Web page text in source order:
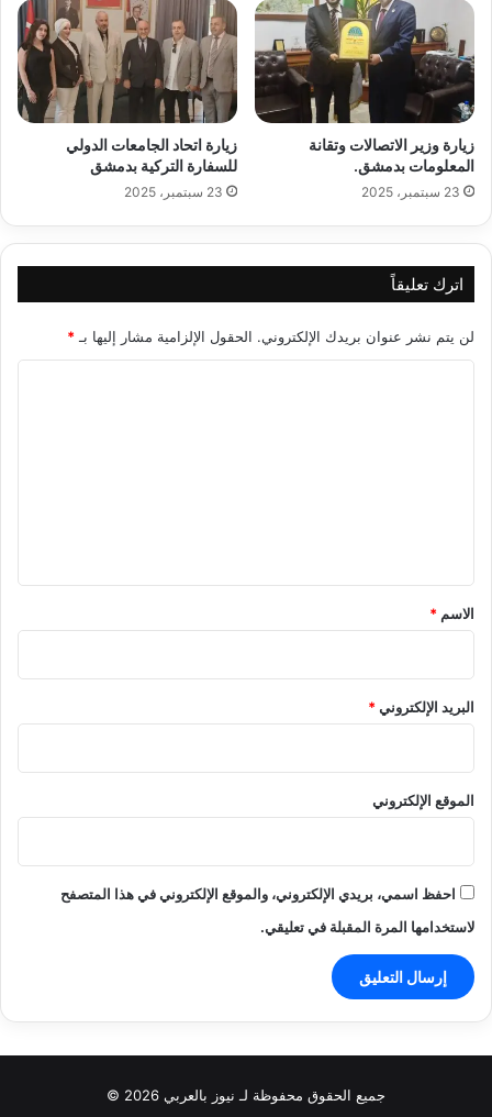
زيارة وزير الاتصالات وتقانة
المعلومات بدمشق.
23 سبتمبر، 2025
زيارة اتحاد الجامعات الدولي
للسفارة التركية بدمشق
23 سبتمبر، 2025
اترك تعليقاً
لن يتم نشر عنوان بريدك الإلكتروني. الحقول الإلزامية مشار إليها بـ *
*
الاسم *
البريد الإلكتروني*
الموقع الإلكتروني
احفظ اسمي، بريدي الإلكتروني، والموقع الإلكتروني في هذا المتصفح
لاستخدامها المرة المقبلة في تعليقي.
جميع الحقوق محفوظة لـ نيوز بالعربي 2026 ©